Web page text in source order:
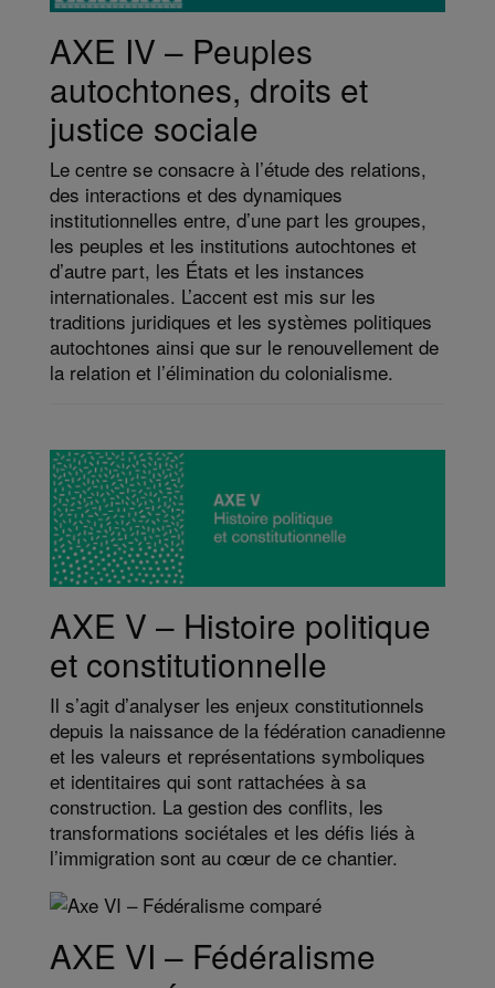
AXE IV – Peuples
autochtones, droits et
justice sociale
Le centre se consacre à l’étude des relations,
des interactions et des dynamiques
institutionnelles entre, d’une part les groupes,
les peuples et les institutions autochtones et
d’autre part, les États et les instances
internationales. L’accent est mis sur les
traditions juridiques et les systèmes politiques
autochtones ainsi que sur le renouvellement de
la relation et l’élimination du colonialisme.​
AXE V – Histoire politique
et constitutionnelle
Il s’agit d’analyser les enjeux constitutionnels
depuis la naissance de la fédération canadienne
et les valeurs et représentations symboliques
et identitaires qui sont rattachées à sa
construction. La gestion des conflits, les
transformations sociétales et les défis liés à
l’immigration sont au cœur de ce chantier.​
AXE VI – Fédéralisme